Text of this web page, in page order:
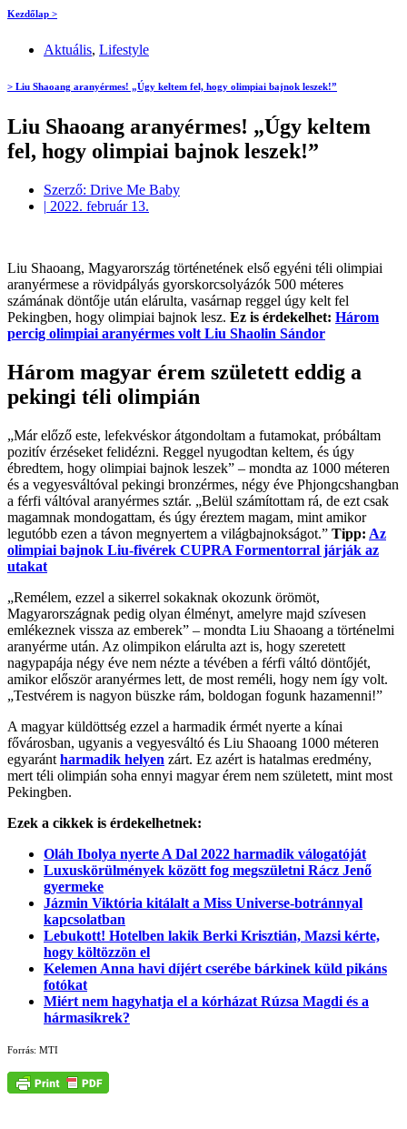
Kezdőlap >
Aktuális, Lifestyle
> Liu Shaoang aranyérmes! „Úgy keltem fel, hogy olimpiai bajnok leszek!”
Liu Shaoang aranyérmes! „Úgy keltem
fel, hogy olimpiai bajnok leszek!”
Szerző: Drive Me Baby
| 2022. február 13.
Liu Shaoang, Magyarország történetének első egyéni téli olimpiai
aranyérmese a rövidpályás gyorskorcsolyázók 500 méteres
számának döntője után elárulta, vasárnap reggel úgy kelt fel
Pekingben, hogy olimpiai bajnok lesz. Ez is érdekelhet: Három
percig olimpiai aranyérmes volt Liu Shaolin Sándor
Három magyar érem született eddig a
pekingi téli olimpián
„Már előző este, lefekvéskor átgondoltam a futamokat, próbáltam
pozitív érzéseket felidézni. Reggel nyugodtan keltem, és úgy
ébredtem, hogy olimpiai bajnok leszek” – mondta az 1000 méteren
és a vegyesváltóval pekingi bronzérmes, négy éve Phjongcshangban
a férfi váltóval aranyérmes sztár. „Belül számítottam rá, de ezt csak
magamnak mondogattam, és úgy éreztem magam, mint amikor
legutóbb ezen a távon megnyertem a világbajnokságot.” Tipp: Az
olimpiai bajnok Liu-fivérek CUPRA Formentorral járják az
utakat
„Remélem, ezzel a sikerrel sokaknak okozunk örömöt,
Magyarországnak pedig olyan élményt, amelyre majd szívesen
emlékeznek vissza az emberek” – mondta Liu Shaoang a történelmi
aranyérme után. Az olimpikon elárulta azt is, hogy szeretett
nagypapája négy éve nem nézte a tévében a férfi váltó döntőjét,
amikor először aranyérmes lett, de most reméli, hogy nem így volt.
„Testvérem is nagyon büszke rám, boldogan fogunk hazamenni!”
A magyar küldöttség ezzel a harmadik érmét nyerte a kínai
fővárosban, ugyanis a vegyesváltó és Liu Shaoang 1000 méteren
egyaránt harmadik helyen zárt. Ez azért is hatalmas eredmény,
mert téli olimpián soha ennyi magyar érem nem született, mint most
Pekingben.
Ezek a cikkek is érdekelhetnek:
Oláh Ibolya nyerte A Dal 2022 harmadik válogatóját
Luxuskörülmények között fog megszületni Rácz Jenő
gyermeke
Jázmin Viktória kitálalt a Miss Universe-botránnyal
kapcsolatban
Lebukott! Hotelben lakik Berki Krisztián, Mazsi kérte,
hogy költözzön el
Kelemen Anna havi díjért cserébe bárkinek küld pikáns
fotókat
Miért nem hagyhatja el a kórházat Rúzsa Magdi és a
hármasikrek?
Forrás: MTI